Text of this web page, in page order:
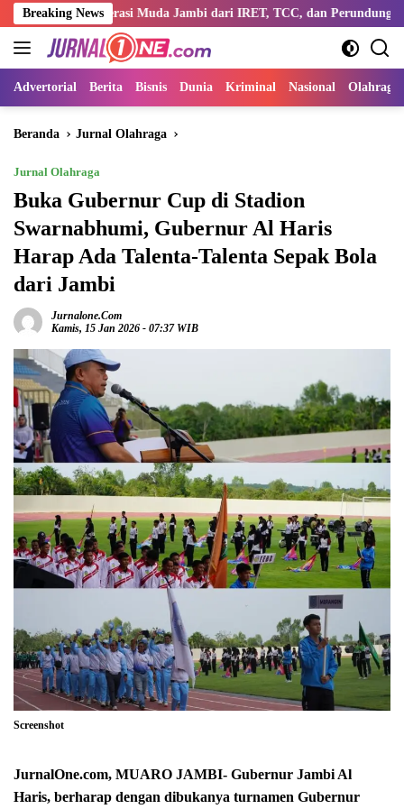
Langsung
ke
konten
Breaking News
Muda Jambi dari IRET, TCC, dan Perundungan
Advertorial Berita Bisnis Dunia Kriminal Nasional Olahraga
Beranda Jurnal Olahraga
Jurnal Olahraga
Buka Gubernur Cup di Stadion
Swarnabhumi, Gubernur Al Haris
Harap Ada Talenta-Talenta Sepak Bola
dari Jambi
Jurnalone.com
Kamis, 15 Jan 2026 - 07:37 WIB
Screenshot
JurnalOne.com, MUARO JAMBI- Gubernur Jambi Al
Haris, berharap dengan dibukanya turnamen Gubernur